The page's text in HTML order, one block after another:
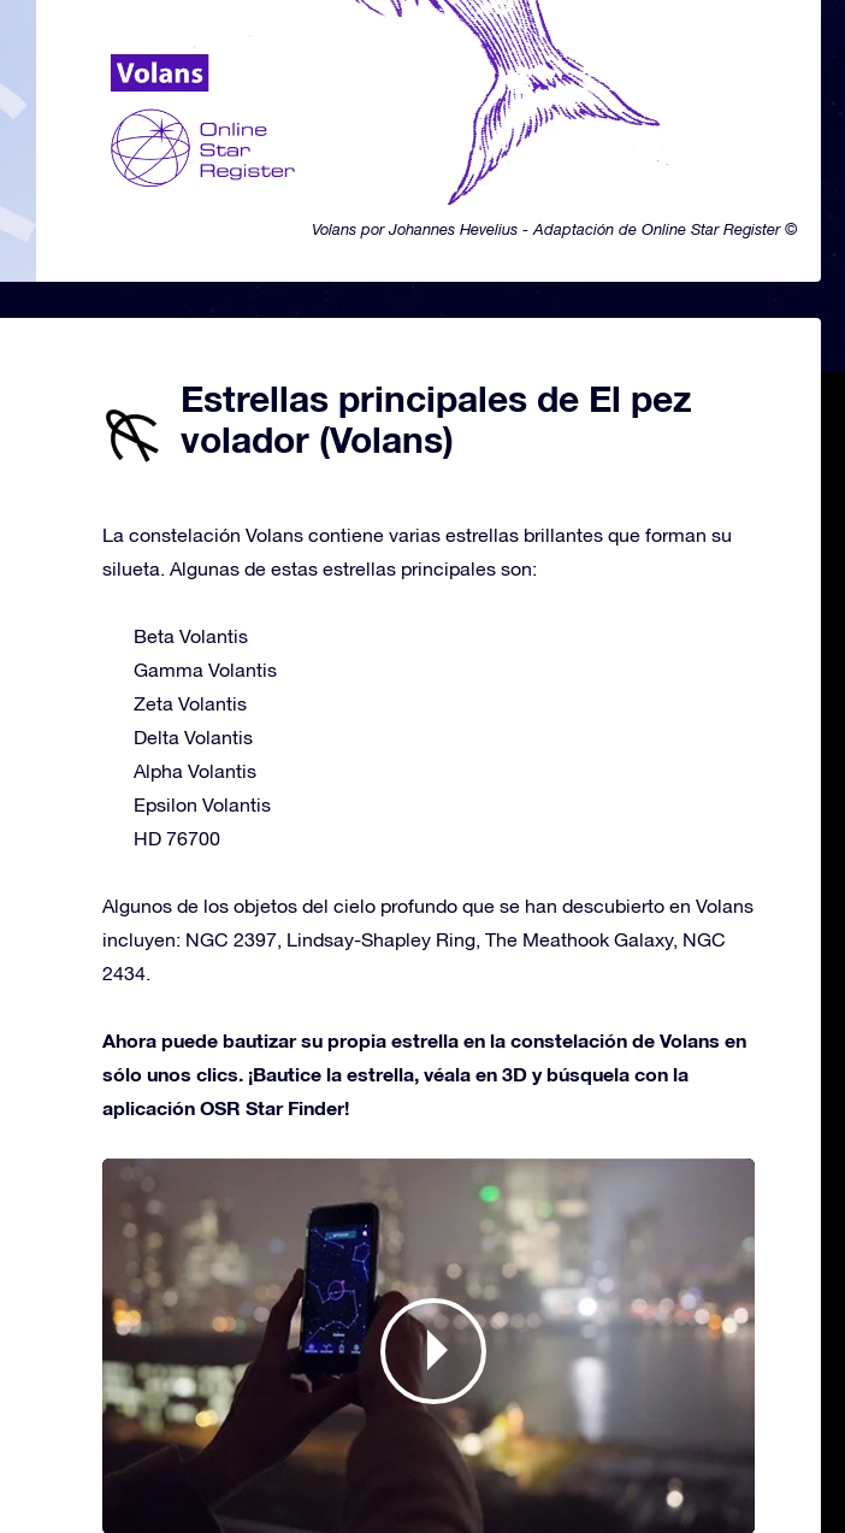
Volans por Johannes Hevelius - Adaptación de Online Star Register ©
Estrellas principales de El pez
volador (Volans)
La constelación Volans contiene varias estrellas brillantes que forman su
silueta. Algunas de estas estrellas principales son:
Beta Volantis
Gamma Volantis
Zeta Volantis
Delta Volantis
Alpha Volantis
Epsilon Volantis
HD 76700
Algunos de los objetos del cielo profundo que se han descubierto en Volans
incluyen: NGC 2397, Lindsay-Shapley Ring, The Meathook Galaxy, NGC
2434.
Ahora puede bautizar su propia estrella en la constelación de Volans en
sólo unos clics. ¡Bautice la estrella, véala en 3D y búsquela con la
aplicación OSR Star Finder!